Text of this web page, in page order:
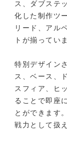
ス、ダブステ
化した制作ツ
リード、アル
トが揃ってい
特別デザイン
ス、ベース、
スフィア、ヒ
ることで即座
とができます
戦力として扱